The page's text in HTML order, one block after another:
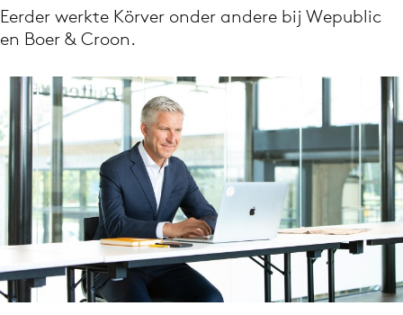
Nieuws app
Menu
Home
9 sept: GenAI-training
12 nov: MarketingLive!
Adverteren
Events
Eerder werkte Körver onder andere bij Wepublic
en Boer & Croon.